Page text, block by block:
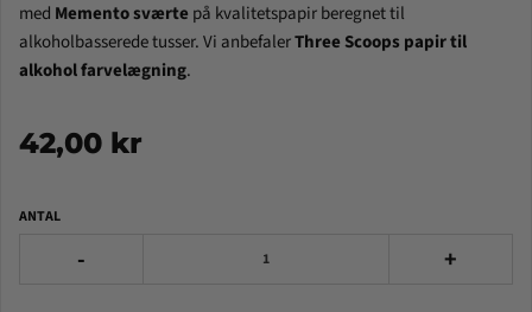
med Memento sværte på kvalitetspapir beregnet til
alkoholbasserede tusser.Vi anbefalerThree Scoops papir til
alkohol farvelægning.
42,00 kr
ANTAL
- +